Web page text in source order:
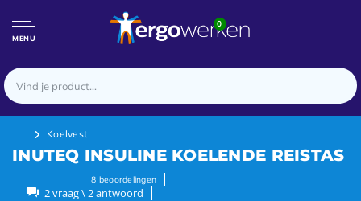
MENU
0
Koelvest
INUTEQ INSULINE KOELENDE REISTAS
8 beoordelingen
2 vraag \ 2 antwoord